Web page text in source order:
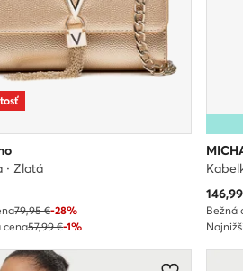
· Zlatá
cena
79,95 €-28%
cena57,99 €-1%
146,99
Bežná